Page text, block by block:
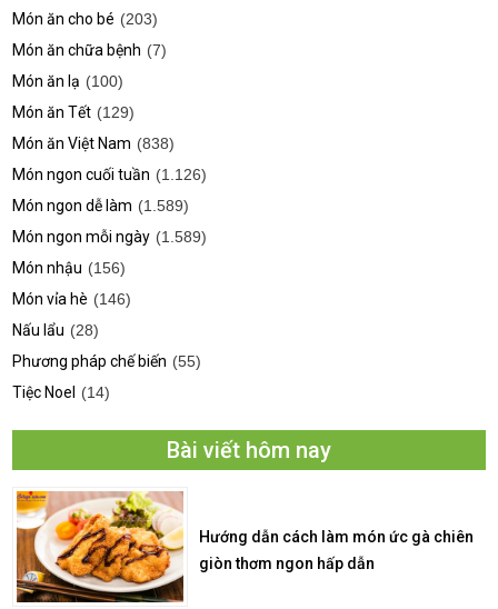
Món ăn cho bé (203)
Món ăn chữa bệnh (7)
Món ăn lạ (100)
Món ăn Tết (129)
Món ăn Việt Nam (838)
Món ngon cuối tuần (1.126)
Món ngon dễ làm (1.589)
Món ngon mỗi ngày (1.589)
Món nhậu (156)
Món vỉa hè (146)
Nấu lẩu (28)
Phương pháp chế biến (55)
Tiệc Noel
(14)
Bài viết hôm nay
Hướng dẫn cách làm món ức gà chiên
giòn thơm ngon hấp dẫn